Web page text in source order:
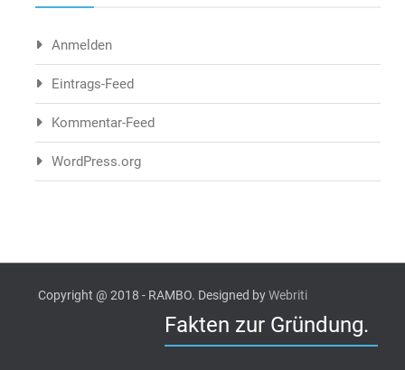
Anmelden
Eintrags-Feed
Kommentar-Feed
WordPress.org
Copyright @ 2018 - RAMBO. Designed byWebriti
Fakten zur Gründung.